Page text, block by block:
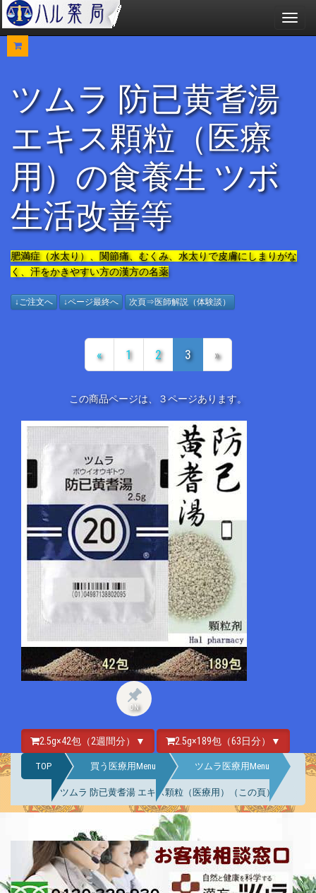
メ
ニ
ツムラ 防已黄耆湯
エキス顆粒（医療
用）の食養生 ツボ
生活改善等
肥満症（水太り）、関節痛、むくみ、水太りで皮膚にしまりがな
く、汗をかきやすい方の漢方の名薬
↓ご注文へ ↓ページ最終へ 次頁⇒医師解説（体験談）
« 1 2 3 »
この商品ページは、３ページあります。
ON
2.5g×42包（2週間分）▼ 2.5g×189包（63日分）▼
TOP 買う医療用Menu ツムラ医療用Menu
ツムラ 防已黄耆湯 エキス顆粒（医療用）（この頁）